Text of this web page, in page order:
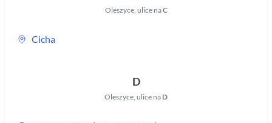
Oleszyce, ulice naC
Cicha
D
Oleszyce, ulice na D